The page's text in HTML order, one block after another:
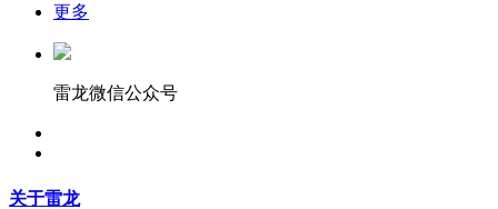
更多
雷龙微信公众号
关于雷龙